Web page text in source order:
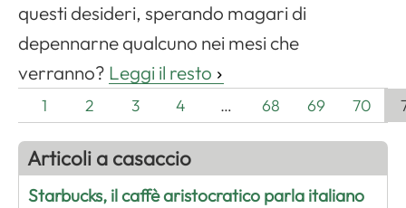
questi desideri, sperando magari di
depennarne qualcuno nei mesi che
verranno? Leggi il resto
1 2 3 4 … 68 69 70
Articoli a casaccio
Starbucks, il caffè aristocratico parla italiano